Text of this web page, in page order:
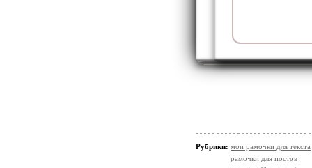
Рубрики: мои рамочки для текста
рамочки для постов